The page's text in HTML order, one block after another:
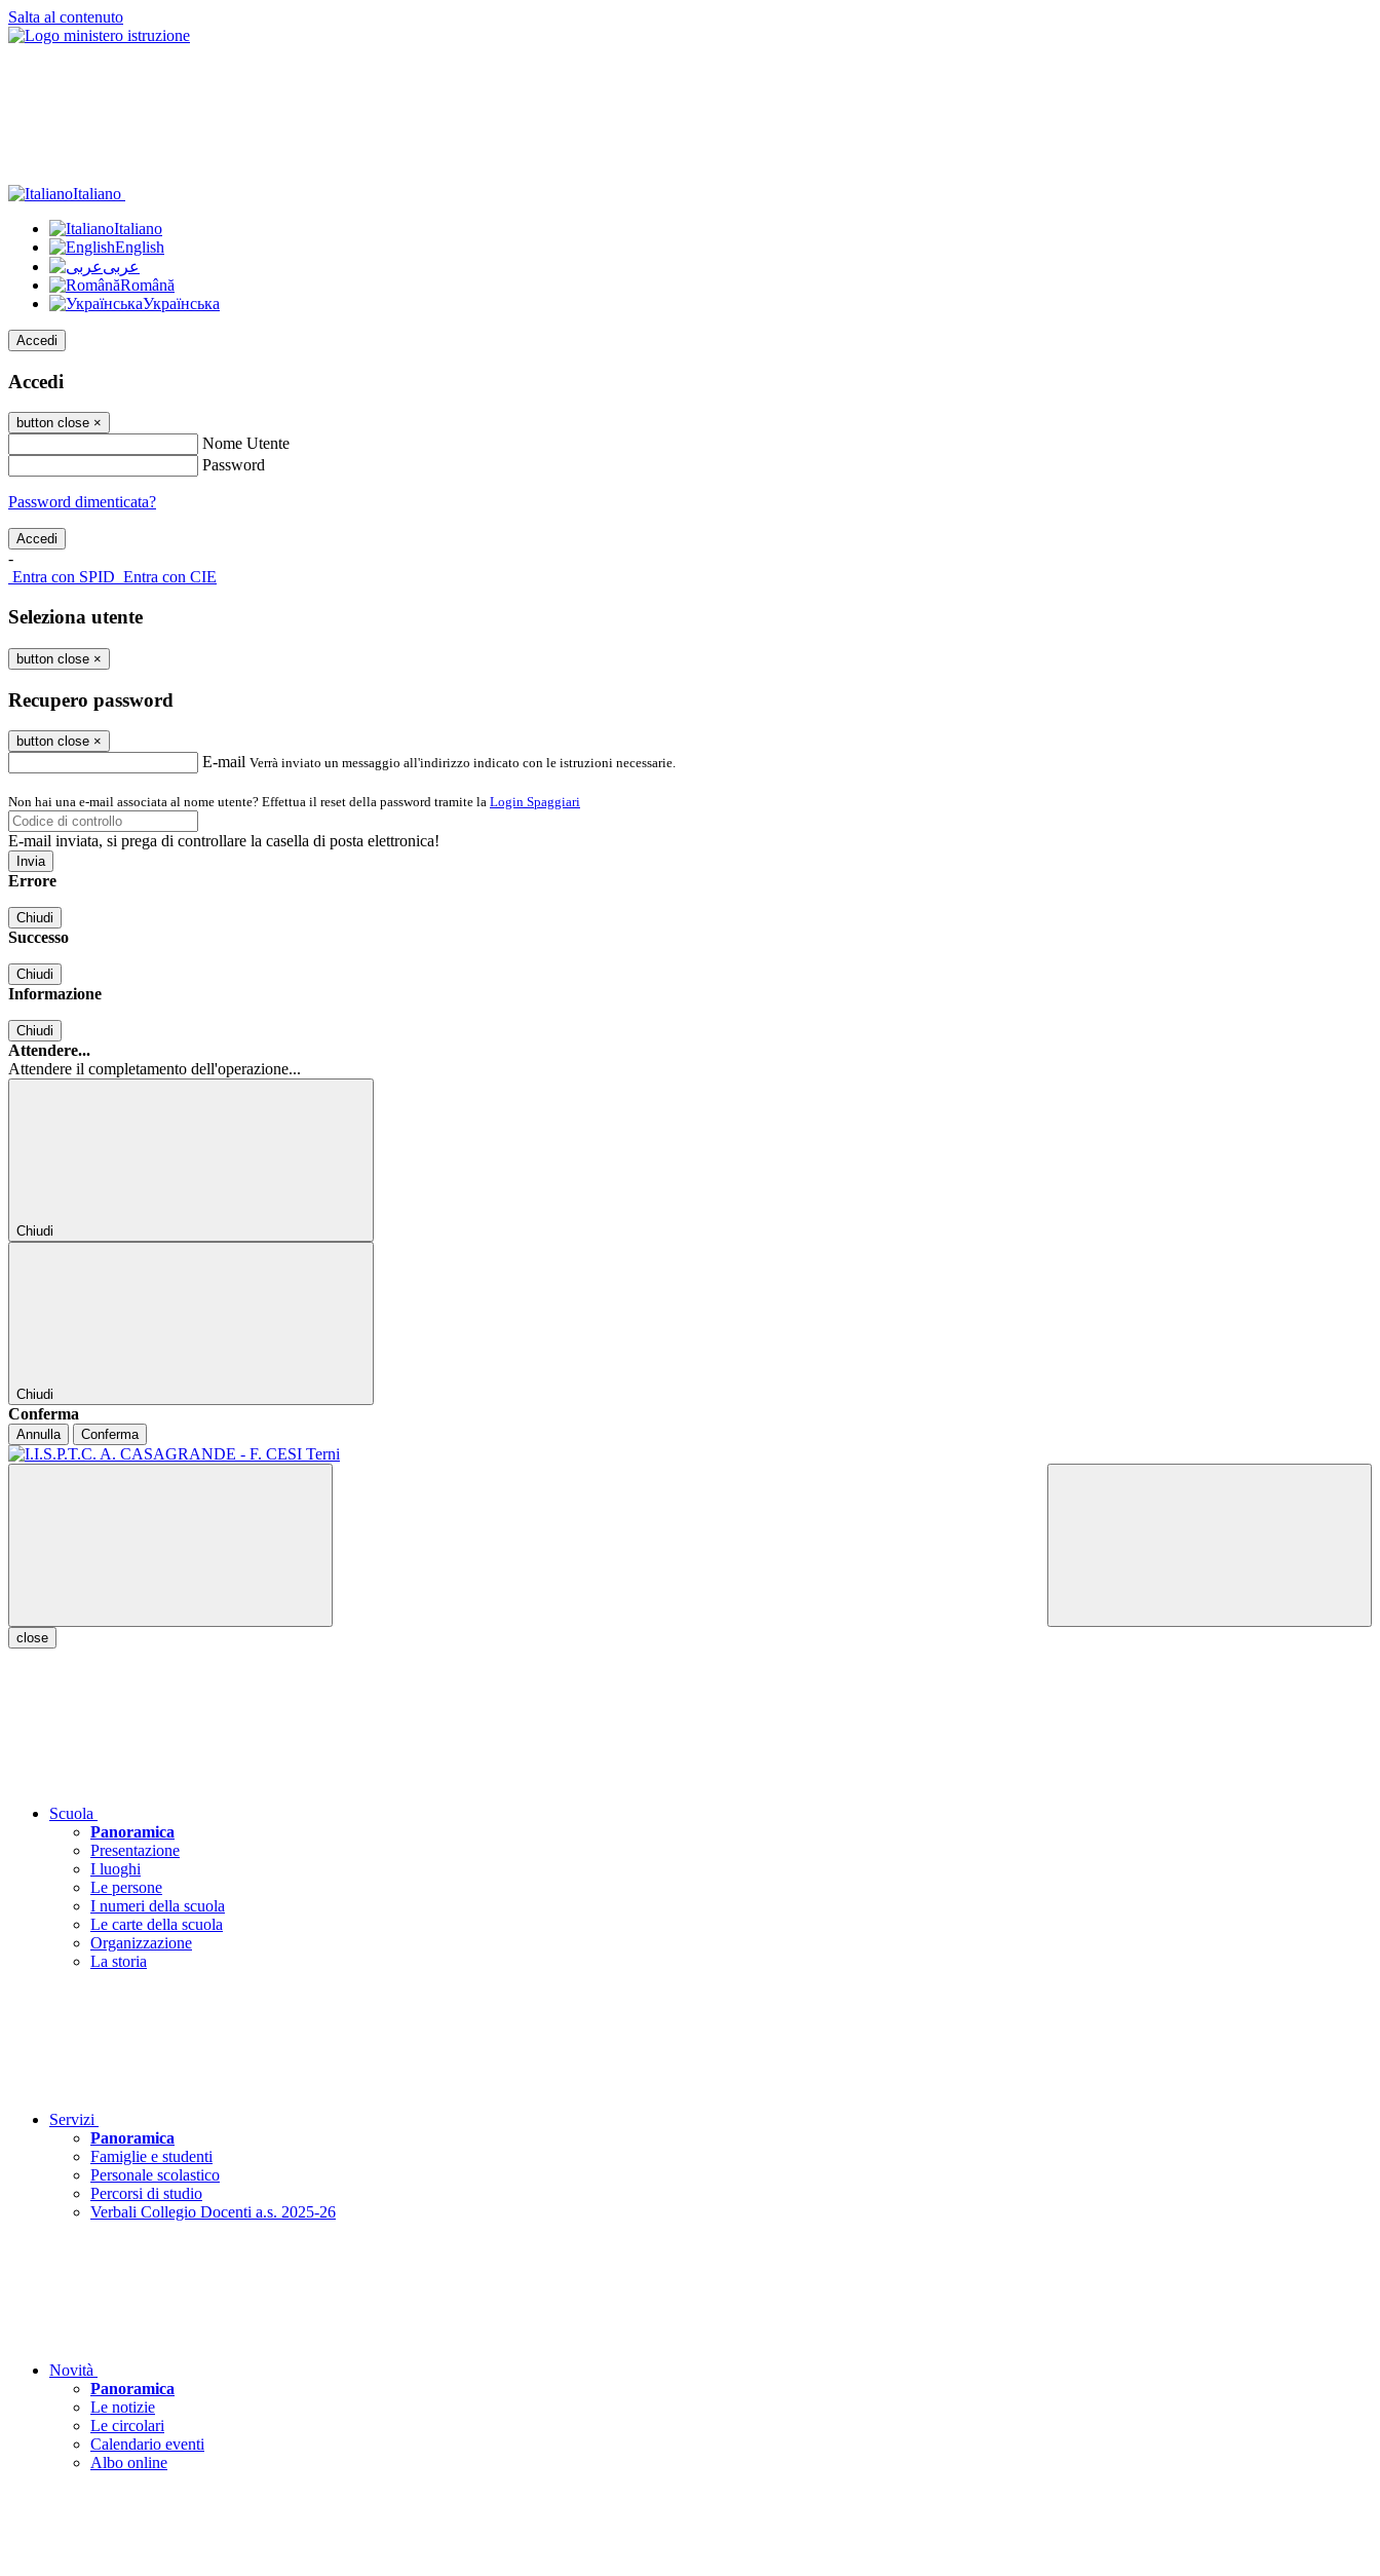
Salta al contenuto
Italiano
Italiano
English
عربى
Română
Українська
Accedi
Accedi
button close ×
Nome Utente
Password
Password dimenticata?
-
Entra con SPID Entra con CIE
Seleziona utente
button close ×
Recupero password
button close ×
E-mail Verrà inviato un messaggio all'indirizzo indicato con le istruzioni necessarie.
Non hai una e-mail associata al nome utente? Effettua il reset della password tramite la Login Spaggiari
E-mail inviata, si prega di controllare la casella di posta elettronica!
Errore
Chiudi
Successo
Chiudi
Informazione
Chiudi
Attendere...
Attendere il completamento dell'operazione...
Chiudi
Chiudi
Conferma
Annulla Conferma
close
Scuola
Panoramica
Presentazione
I luoghi
Le persone
I numeri della scuola
Le carte della scuola
Organizzazione
La storia
Servizi
Panoramica
Famiglie e studenti
Personale scolastico
Percorsi di studio
Verbali Collegio Docenti a.s. 2025-26
Novità
Panoramica
Le notizie
Le circolari
Calendario eventi
Albo online